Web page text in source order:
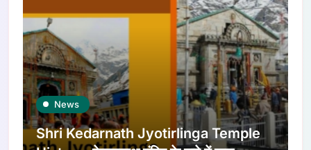
News
Shri Kedarnath Jyotirlinga Temple